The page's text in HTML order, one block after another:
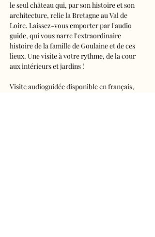
le seul château qui, par son histoire et son
architecture, relie la Bretagne au Val de
Loire. Laissez-vous emporter par l'audio
guide, qui vous narre l'extraordinaire
histoire de la famille de Goulaine et de ces
lieux. Une visite à votre rythme, de la cour
aux intérieurs et jardins !
Visite audioguidée disponible en français,